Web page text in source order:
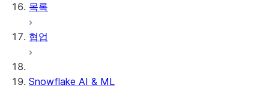
목록
협업
Snowflake AI & ML